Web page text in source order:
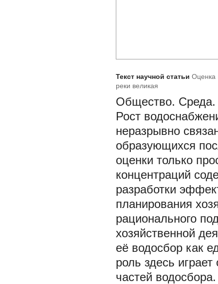
Текст научной статьи Оценка
реки великая
Общество. Среда.
Рост
неразрывно
образующихся
оценки только
концентраций
разработки
планирования
рационального
хозяйственной
её водосбор как
роль здесь
частей